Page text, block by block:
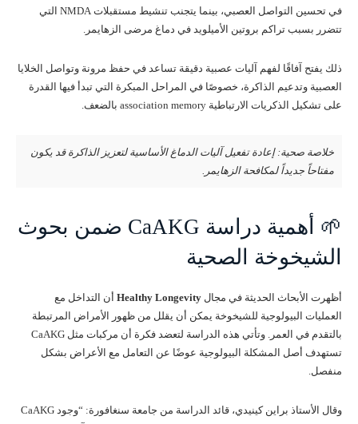
في تحسين التواصل العصبي، بينما يتجنب تنشيط مستقبلات NMDA التي
تتضرر بسبب تراكم بروتين الأميلويد في دماغ مرضى الزهايمر.
ذلك يفتح آفاقًا لفهم آليات عصبية دقيقة تساعد في حفظ مرونة وتواصل الخلايا
العصبية وتدعيم الذاكرة، خصوصًا في المراحل المبكرة التي تبدأ فيها القدرة
على تشكيل الذكريات الارتباطية association memory بالضعف.
خلاصة صحية: إعادة تفعيل آليات الدماغ الأساسية لتعزيز الذاكرة قد يكون
مفتاحاً جديداً لمكافحة الزهايمر.
🌱 أهمية دراسة CaAKG ضمن بحوث
الشيخوخة الصحية
أظهرت الأبحاث الحديثة في مجال Healthy Longevity أن التداخل مع
العمليات البيولوجية للشيخوخة يمكن أن يقلل من ظهور الأمراض المرتبطة
بالتقدم في العمر. وتأتي هذه الدراسة لتعضد فكرة أن مركبات مثل CaAKG
تستهدف أصل المشكلة البيولوجية عوضًا عن التعامل مع الأعراض بشكل
منفصل.
وقال الأستاذ براين كينيدي، قائد الدراسة من جامعة سنغافورة: “وجود CaAKG